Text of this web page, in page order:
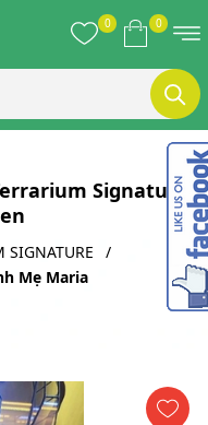
0 0
Signature
SIGNATURE
Mẹ Maria